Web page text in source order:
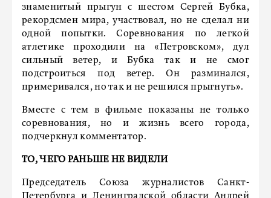
знаменитый прыгун с шестом Сергей Бубка,
рекордсмен мира, участвовал, но не сделал ни
одной попытки. Соревнования по легкой
атлетике проходили на «Петровском», дул
сильный ветер, и Бубка так и не смог
подстроиться под ветер. Он разминался,
примеривался, но так и не решился прыгнуть».
Вместе с тем в фильме показаны не только
соревнования, но и жизнь всего города,
подчеркнул комментатор.
ТО, ЧЕГО РАНЬШЕ НЕ ВИДЕЛИ
Председатель Союза журналистов Санкт-